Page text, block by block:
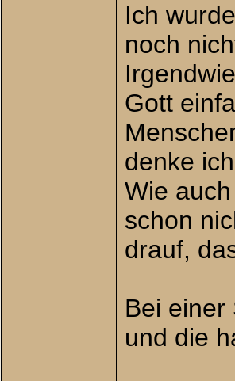
Ich
noch
Gott
denke
Wie
schon
drauf,
Bei einer
und die